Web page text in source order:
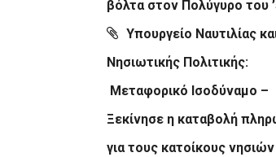
βόλτα στον Πολύγυρο του
Υπουργείο Ναυτιλίας
Νησιωτικής Πολιτικής:
Μεταφορικό Ισοδύναμο –
Ξεκίνησε η καταβολή
για τους κατοίκους νησιών